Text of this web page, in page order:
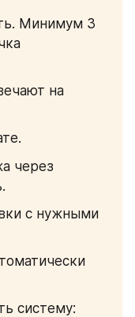
Минимум 3
на
через
с нужными
систему: